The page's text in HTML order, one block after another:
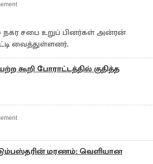
நகர சபை உறுப் பினர்கள் அன்ரன்
வைத்துள்ளனர்.
கூறி போராட்டத்தில் குதித்த
மரணம்: வெளியான